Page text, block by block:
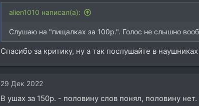
ц
alien1010 написал(а):
Слушаю на "пищалках за 100р.". Голос не слышно
Спасибо за критику, ну а так послушайте в
29 Дек 2022
В ушах за 150р. - половину слов понял, половину